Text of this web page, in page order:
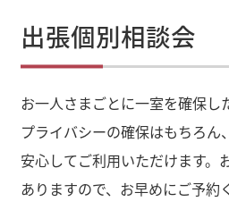
出張個別相談会
お一人さまごとに一室を確保し
プライバシーの確保はもちろん
安心してご利用いただけます。
ありますので、お早めにご予約